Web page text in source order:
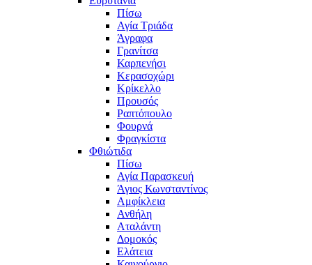
Πίσω
Αγία Τριάδα
Άγραφα
Γρανίτσα
Καρπενήσι
Κερασοχώρι
Κρίκελλο
Προυσός
Ραπτόπουλο
Φουρνά
Φραγκίστα
Φθιώτιδα
Πίσω
Αγία Παρασκευή
Άγιος Κωνσταντίνος
Αμφίκλεια
Ανθήλη
Αταλάντη
Δομοκός
Ελάτεια